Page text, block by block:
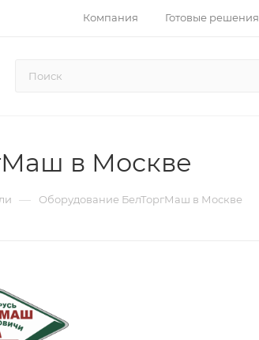
Компания Готовые решения
в Москве
— Оборудование БелТоргМаш в Москве